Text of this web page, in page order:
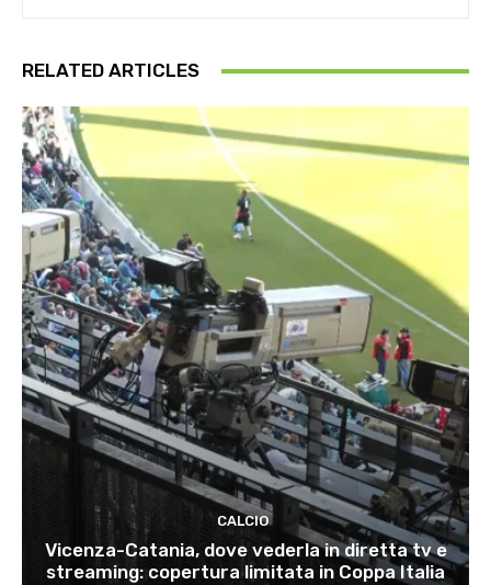
RELATED ARTICLES
CALCIO
Vicenza-Catania, dove vederla in diretta tv e
streaming: copertura limitata in Coppa Italia